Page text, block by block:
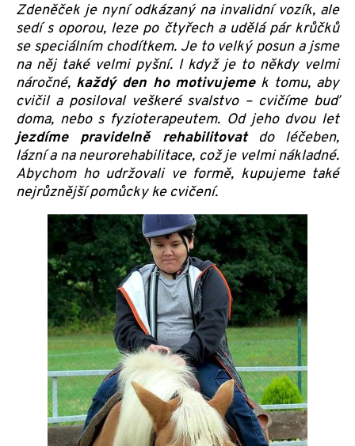
Zdeněček je nyní odkázaný na invalidní vozík, ale
sedí s oporou, leze po čtyřech a udělá pár krůčků
se speciálním chodítkem. Je to velký posun a jsme
na něj také velmi pyšní. I když je to někdy velmi
náročné, každý den ho motivujemek tomu, aby
cvičil a posiloval veškeré svalstvo – cvičíme buď
doma, nebo s fyzioterapeutem. Od jeho dvou let
jezdíme pravidelně rehabilitovatdo léčeben,
lázní a na neurorehabilitace, což je velmi nákladné.
Abychom ho udržovali ve formě, kupujeme také
nejrůznější pomůcky ke cvičení.